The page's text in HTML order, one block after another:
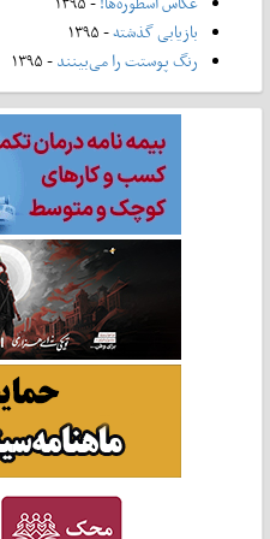
بازیابی گذشته- ۱۳۹۵
رنگ پوستت را می‌بینند- ۱۳۹۵